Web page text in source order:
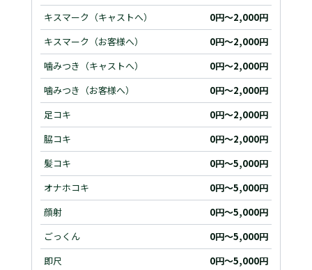
キスマーク（キャストへ）
0円～2,000円
キスマーク（お客様へ）
0円～2,000円
噛みつき（キャストへ）
0円～2,000円
噛みつき（お客様へ）
0円～2,000円
足コキ
0円～2,000円
脇コキ
0円～2,000円
髪コキ
0円～5,000円
オナホコキ
0円～5,000円
顔射
0円～5,000円
ごっくん
0円～5,000円
即尺
0円～5,000円